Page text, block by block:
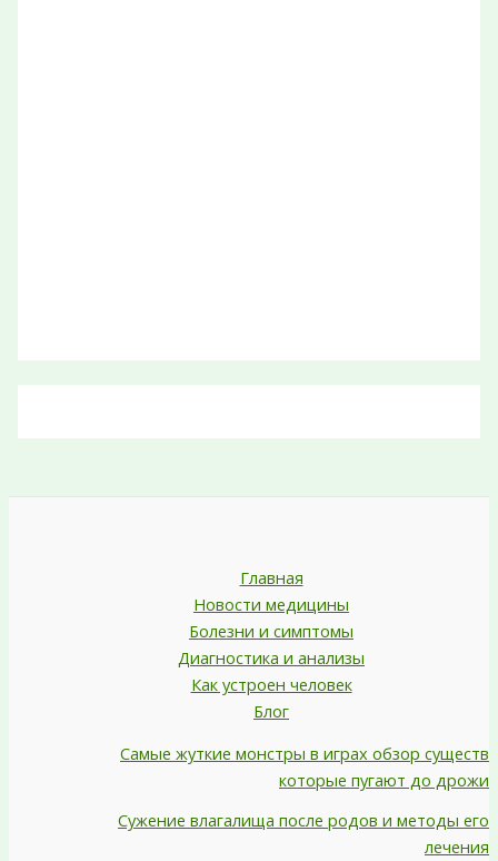
Главная
Новости медицины
Болезни и симптомы
Диагностика и анализы
Как устроен человек
Блог
Самые жуткие монстры в играх обзор существ
которые пугают до дрожи
Сужение влагалища после родов и методы его
лечения